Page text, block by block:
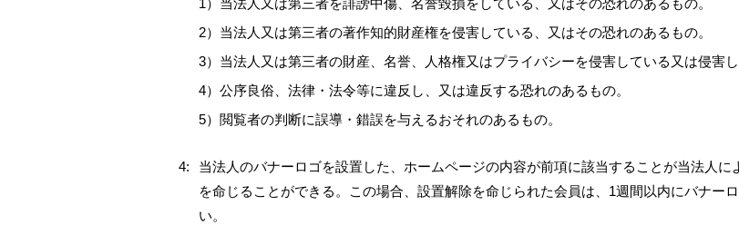
1）当法人又は第三者を誹謗中傷、名誉毀損をしている、又はその恐れのあるもの。
2）当法人又は第三者の著作知的財産権を侵害している、又はその恐れのあるもの。
3）当法人又は第三者の財産、名誉、人格権又はプライバシーを侵害している又は侵害
4）公序良俗、法律・法令等に違反し、又は違反する恐れのあるもの。
5）閲覧者の判断に誤導・錯誤を与えるおそれのあるもの。
4:
当法人のバナーロゴを設置した、ホームページの内容が前項に該当することが当法人
を命じることができる。この場合、設置解除を命じられた会員は、1週間以内にバナー
い。